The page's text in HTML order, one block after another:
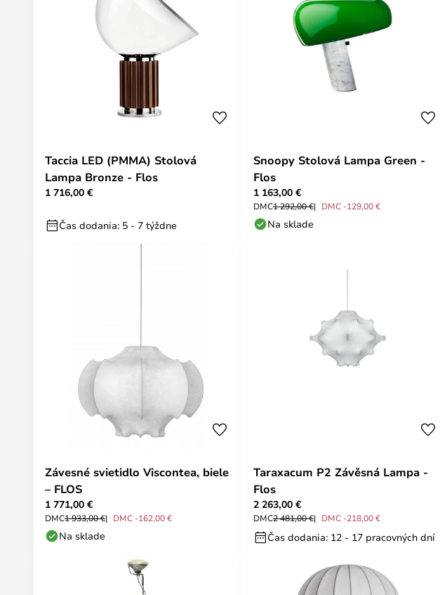
Taccia LED (PMMA) Stolová
Lampa Bronze - Flos
1 716,00 €
Čas dodania: 5 - 7 týždne
Snoopy Stolová Lampa Green -
Flos
1 163,00 €
DMC1 292,00 € DMC -129,00 €
Na sklade
Závesné svietidlo Viscontea, biele
– FLOS
1 771,00 €
DMC1 933,00 € DMC -162,00 €
Na sklade
Taraxacum P2 Závěsná Lampa -
Flos
2 263,00 €
DMC2 481,00 € DMC -218,00 €
Čas dodania: 12 - 17 pracovných dní